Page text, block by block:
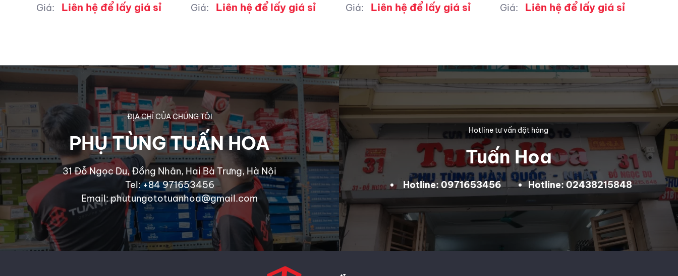
Giá: Liên hệ để lấy giá sỉ Giá: Liên hệ để lấy giá sỉ Giá: Liên hệ để lấy giá sỉ Giá: Liên hệ để lấy giá sỉ
ĐỊA CHỈ CỦA CHÚNG TÔI
PHỤ TÙNG TUẤN HOA
31 Đỗ Ngọc Du, Đồng Nhân, Hai Bà Trưng, Hà Nội
Tel: +84 971653456
Email: phutungototuanhoa@gmail.com
Hotline tư vấn đặt hàng
Tuấn Hoa
Hotline: 0971653456 Hotline: 02438215848